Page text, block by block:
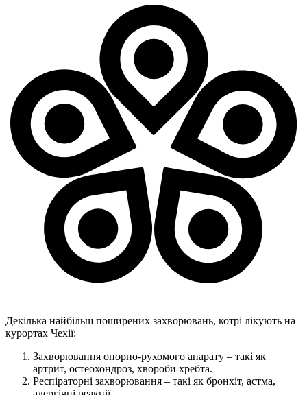
Декілька найбільш поширених захворювань, котрі лікують на
курортах Чехії:
Захворювання опорно-рухомого апарату – такі як
артрит, остеохондроз, хвороби хребта.
Респіраторні захворювання – такі як бронхіт, астма,